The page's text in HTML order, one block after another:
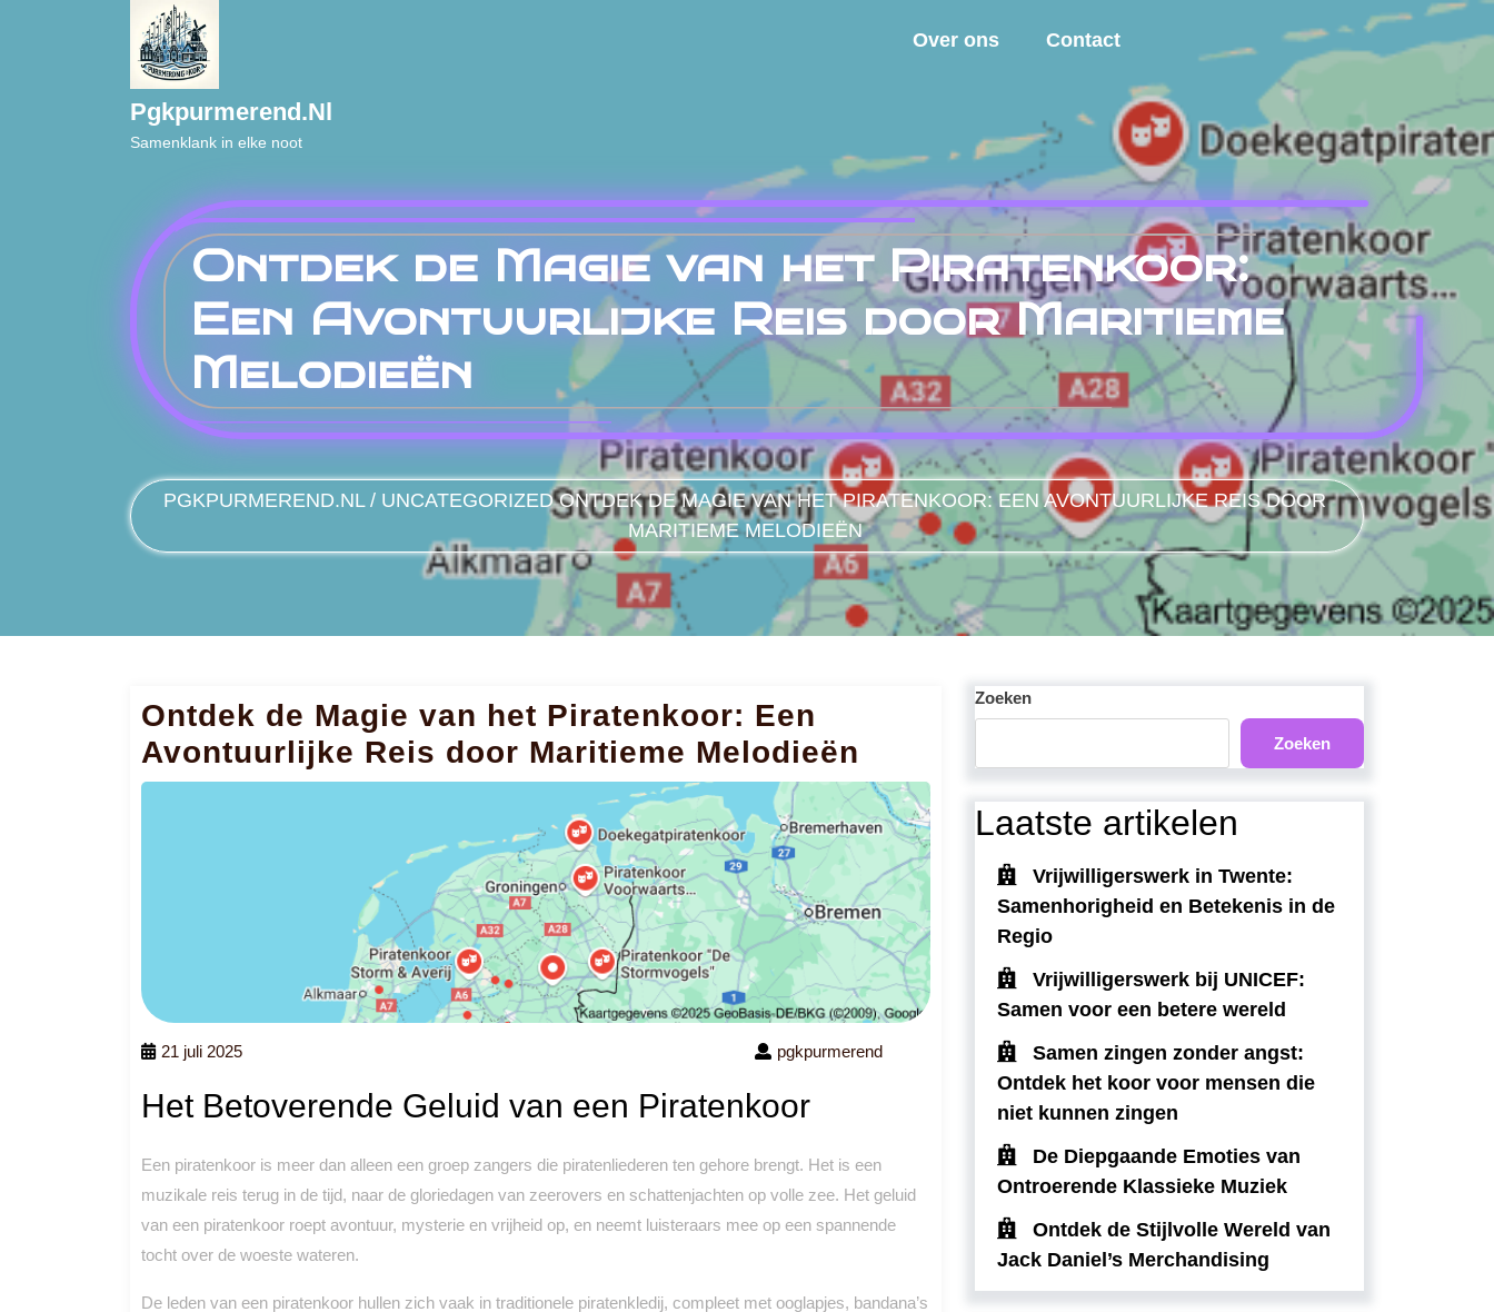
Pgkpurmerend.nl
Samenklank in elke noot
Over ons Contact
Ontdek de Magie van het Piratenkoor:
Een Avontuurlijke Reis door Maritieme
Melodieën
PGKPURMEREND.NL / UNCATEGORIZEDONTDEK DE MAGIE VAN HET PIRATENKOOR: EEN AVONTUURLIJKE REIS DOOR
MARITIEME MELODIEËN
Ontdek de Magie van het Piratenkoor: Een
Avontuurlijke Reis door Maritieme Melodieën
21 juli 2025 pgkpurmerend
Het Betoverende Geluid van een Piratenkoor
Een piratenkoor is meer dan alleen een groep zangers die piratenliederen ten gehore brengt. Het is een
muzikale reis terug in de tijd, naar de gloriedagen van zeerovers en schattenjachten op volle zee. Het geluid
van een piratenkoor roept avontuur, mysterie en vrijheid op, en neemt luisteraars mee op een spannende
tocht over de woeste wateren.
De leden van een piratenkoor hullen zich vaak in traditionele piratenkledij, compleet met ooglapjes, bandana’s
Zoeken
Zoeken
Laatste artikelen
Vrijwilligerswerk in Twente:
Samenhorigheid en Betekenis in de
Regio
Vrijwilligerswerk bij UNICEF:
Samen voor een betere wereld
Samen zingen zonder angst:
Ontdek het koor voor mensen die
niet kunnen zingen
De Diepgaande Emoties van
Ontroerende Klassieke Muziek
Ontdek de Stijlvolle Wereld van
Jack Daniel’s Merchandising